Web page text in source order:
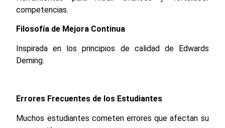
competencias.
Filosofía de Mejora Continua
Inspirada en los principios de calidad de Edwards
Deming.
Errores Frecuentes de los Estudiantes
Muchos estudiantes cometen errores que afectan su